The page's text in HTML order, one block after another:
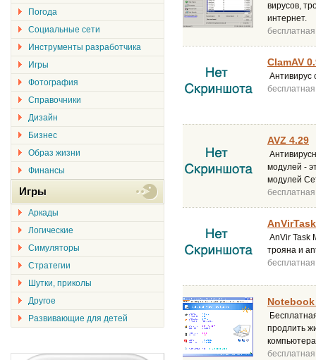
вирусов,
интернет.
бесплатная
ClamAV
Антивирус
бесплатная
AVZ 4.29
модулей -
модулей
бесплатная
AnVir Task
трояна и
бесплатная
Notebook
продлить
бесплатная
Погода
Социальные сети
Инструменты разработчика
Игры
Фотография
Справочники
Дизайн
Бизнес
Образ жизни
Финансы
Игры
Аркады
Логические
Симуляторы
Стратегии
Шутки, приколы
Другое
Развивающие для детей